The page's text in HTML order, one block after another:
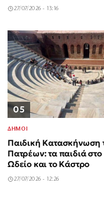
27/07/2026 - 13:16
05
ΔΗΜΟΙ
Παιδική Κατασκήνωση
Πατρέων: τα παιδιά
Ωδείο και το Κάστρο
27/07/2026 - 12:26